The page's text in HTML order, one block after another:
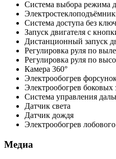
Система выбора режима
Система доступа без
Запуск двигателя с
Дистанционный запуск
Регулировка руля по
Регулировка руля по
Камера 360°
Электрообогрев
Электрообогрев боковых
Система управления
Датчик света
Датчик дождя
Электрообогрев лобового
Медиа